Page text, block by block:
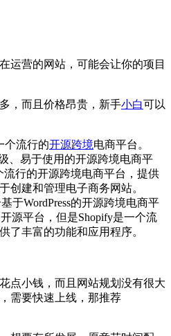
运营的网站，可能会让你的项目
，而且价格昂贵，新手小白可以
个流行的开源跨境电商平台。
、易于使用的开源跨境电商平
流行的开源跨境电商平台，提供
创建和管理电子商务网站。
于WordPress的开源跨境电商平
源平台，但是Shopify是一个流
了丰富的功能和应用程序。
点小钱，而且网站规划没有很大
需要快速上线，那推荐